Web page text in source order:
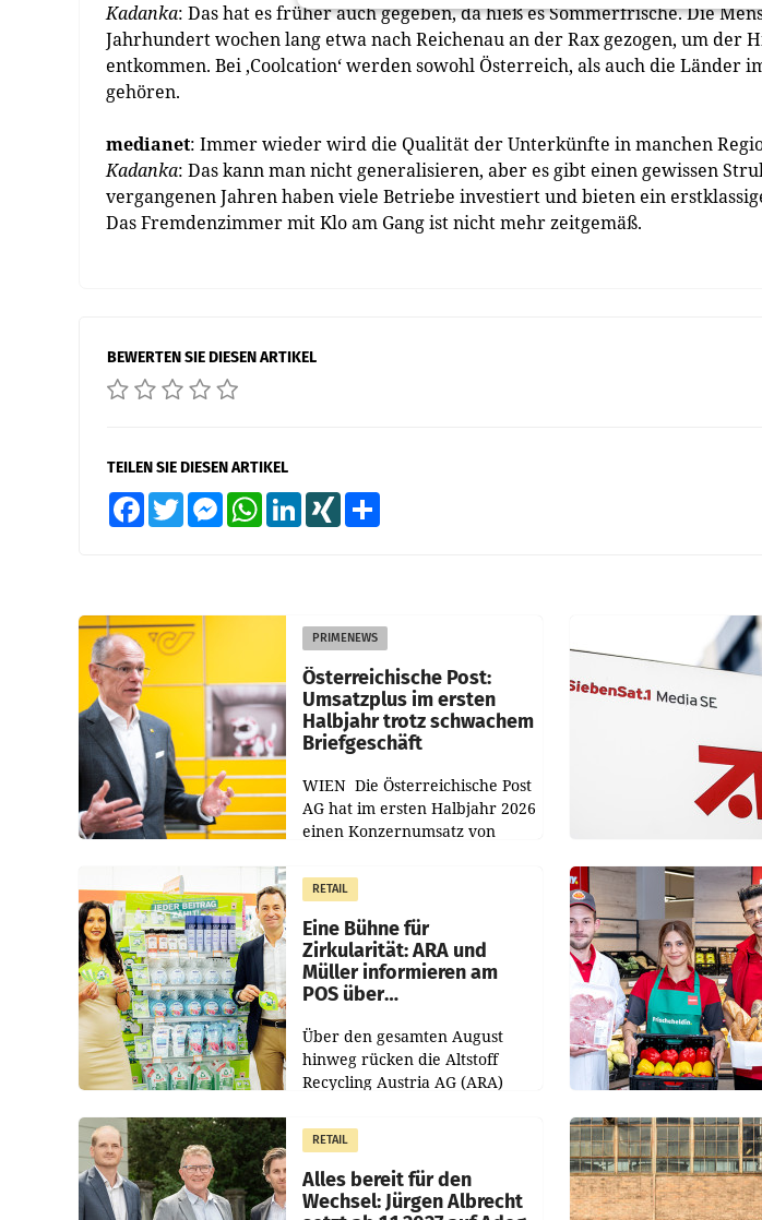
Kadanka: Das hat es früher auch gegeben, da hieß es Sommerfrische. Die
Jahrhundert wochen lang etwa nach Reichenau an der Rax gezogen, um der
entkommen. Bei ‚Coolcation‘ werden sowohl Österreich, als auch die Länder
gehören.
medianet: Immer wieder wird die Qualität der Unterkünfte in manchen
Kadanka: Das kann man nicht generalisieren, aber es gibt einen gewissen
vergangenen Jahren haben viele Betriebe investiert und bieten ein
Das Fremdenzimmer mit Klo am Gang ist nicht mehr zeitgemäß.
BEWERTEN SIE DIESEN ARTIKEL
TEILEN SIE DIESEN ARTIKEL
FacebookTwitter MessengerWhatsAppLinkedInXING
PRIMENEWS
Österreichische Post:
Umsatzplus im ersten
Halbjahr trotz schwachem
Briefgeschäft
WIEN Die Österreichische Post
AG hat im ersten Halbjahr 2026
einen Konzernumsatz von
erwirtschaftet, was einem Plus
von 3,8 Prozent gegenüber
dem Vergleichszeitraum
RETAIL
Eine Bühne für
Zirkularität: ARA und
Müller informieren am
POS über
Über den gesamten August
hinweg rücken die Altstoff
Recycling Austria AG (ARA)
Müller die Initiative „Kreislauf-
Helden“ in allen
österreichischen Müller-Filialen
RETAIL
Alles bereit für den
Wechsel: Jürgen Albrecht